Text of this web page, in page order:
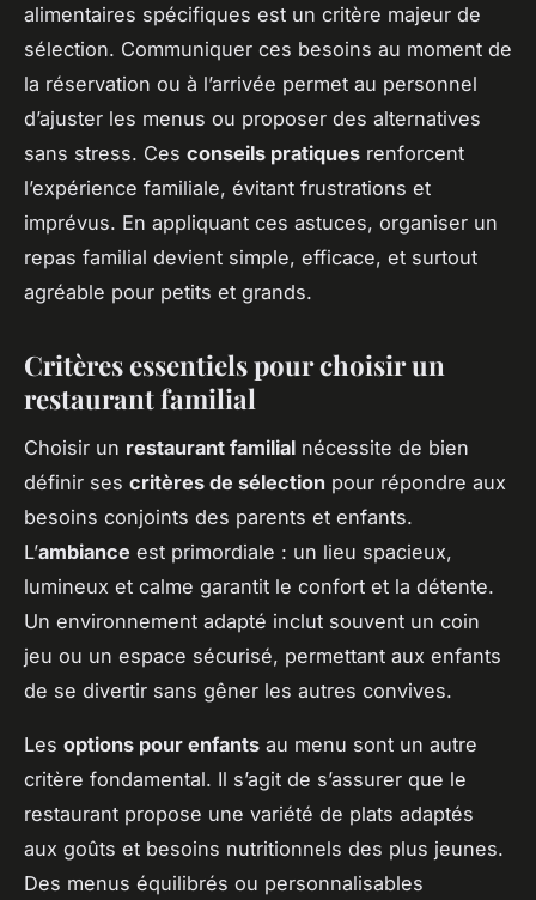
alimentaires spécifiques est un critère majeur de
sélection. Communiquer ces besoins au moment de
la réservation ou à l’arrivée permet au personnel
d’ajuster les menus ou proposer des alternatives
sans stress. Ces conseils pratiques renforcent
l’expérience familiale, évitant frustrations et
imprévus. En appliquant ces astuces, organiser un
repas familial devient simple, efficace, et surtout
agréable pour petits et grands.
Critères essentiels pour choisir un
restaurant familial
Choisir un restaurant familial nécessite de bien
définir ses critères de sélection pour répondre aux
besoins conjoints des parents et enfants.
L’ambiance est primordiale : un lieu spacieux,
lumineux et calme garantit le confort et la détente.
Un environnement adapté inclut souvent un coin
jeu ou un espace sécurisé, permettant aux enfants
de se divertir sans gêner les autres convives.
Les options pour enfants au menu sont un autre
critère fondamental. Il s’agit de s’assurer que le
restaurant propose une variété de plats adaptés
aux goûts et besoins nutritionnels des plus jeunes.
Des menus équilibrés ou personnalisables